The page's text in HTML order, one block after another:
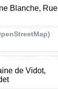
Blanche, Rue
de Vidot,